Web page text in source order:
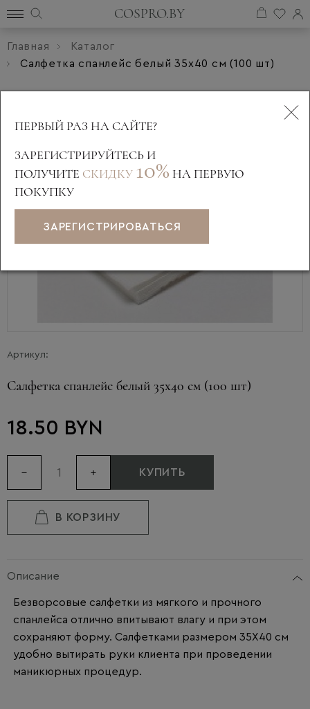
COSPRO.BY
Главная
Каталог
Салфетка спанлейс белый 35х40 см (100 шт)
Артикул:
Салфетка спанлейс белый 35х40 см (100 шт)
18.50 BYN
КУПИТЬ
В КОРЗИНУ
Описание
Безворсовые салфетки из мягкого и прочного
спанлейса отлично впитывают влагу и при этом
сохраняют форму. Салфетками размером 35Х40 см
удобно вытирать руки клиента при проведении
маникюрных процедур.
ПЕРВЫЙ РАЗ НА САЙТЕ?
ЗАРЕГИСТРИРУЙТЕСЬ И
ПОЛУЧИТЕ СКИДКУ 10% НА ПЕРВУЮ
ПОКУПКУ
ЗАРЕГИСТРИРОВАТЬСЯ